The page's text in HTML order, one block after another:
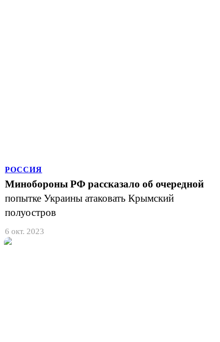
РОССИЯ
Минобороны РФ рассказало об очередной
попытке Украины атаковать Крымский
полуостров
6 окт. 2023